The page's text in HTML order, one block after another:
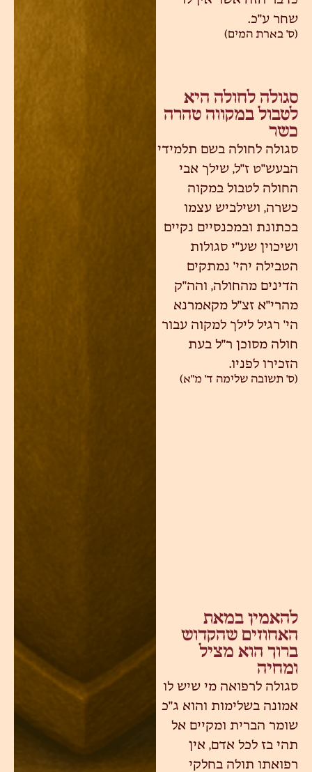
שחר ע"כ.
(ס' בארת המים)
סגולה לחולה היא
לטבול במקווה טהרה
כשר
סגולה לחולה בשם תלמידי
הבעש"ט ז"ל, שילך אבי
החולה לטבול במקוה
כשרה, ושילביש עצמו
בכתונת ובמכנסיים נקיים
ושיכוין שע"י סגולות
הטבילה יהי' נמתקים
הדינים מהחולה, והה"ק
מהרי"א זצ"ל מקאמרנא
הי' רגיל לילך למקוה עבור
חולה מסוכן ר"ל בעת
הזכירו לפניו.
(ס' תשובה שלימה ד' מ"א)
להאמין במאת
האחוזים שהקדוש
ברוך הוא מציל
ומחיה
סגולה לרפואה מי שיש לו
אמונה בשלימות והוא ג"כ
שומר הברית ומקיים אל
תהי בז לכל אדם, אין
רפואתו תולה בחלקי